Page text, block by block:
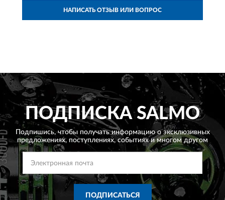
НАПИСАТЬ ОТЗЫВ ИЛИ ВОПРОС
ПОДПИСКАSALMO
Подпишись, чтобы получать информацию о эксклюзивных
предложениях, поступлениях, событиях и многом другом
ПОДПИСАТЬСЯ